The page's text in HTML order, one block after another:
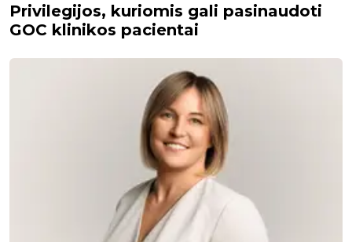
Privilegijos, kuriomis gali pasinaudoti
GOC klinikos pacientai